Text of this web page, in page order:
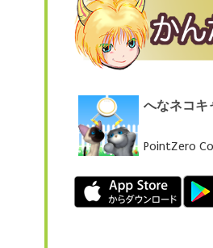
へなネコキ
PointZero